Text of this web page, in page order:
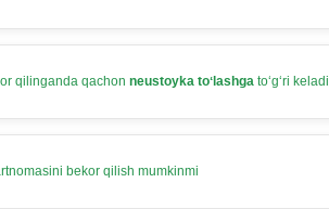
qilinganda qachon neustoyka toʻlashga toʻgʻri keladi
bekor qilish mumkinmi